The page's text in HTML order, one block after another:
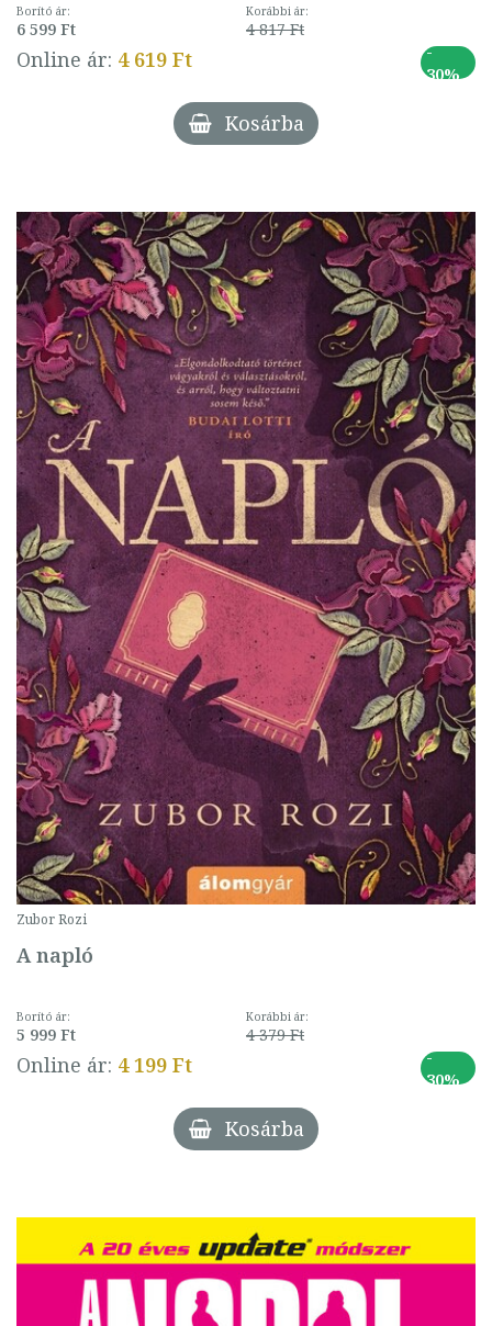
Borító ár:
6 599 Ft
Korábbi ár:
4 817 Ft
Online ár: 4 619 Ft
-
30%
Kosárba
Zubor Rozi
A napló
Borító ár:
5 999 Ft
Korábbi ár:
4 379 Ft
Online ár: 4 199 Ft
-
30%
Kosárba